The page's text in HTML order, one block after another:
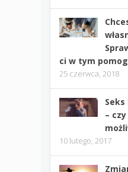
ci w tym
25 czerwca, 2018
–
10 lutego, 2017